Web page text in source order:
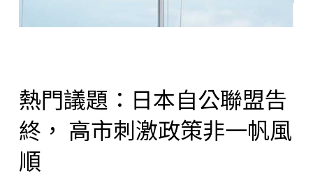
熱門議題：日本自公聯盟告
終， 高市刺激政策非一帆風
順